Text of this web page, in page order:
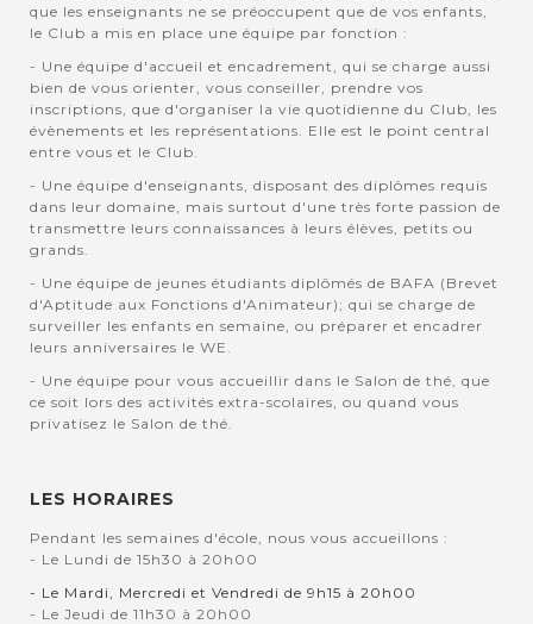
que les enseignants ne se préoccupent que de vos enfants,
le Club a mis en place une équipe par fonction :
- Une équipe d'accueil et encadrement, qui se charge aussi
bien de vous orienter, vous conseiller, prendre vos
inscriptions, que d'organiser la vie quotidienne du Club, les
évènements et les représentations. Elle est le point central
entre vous et le Club.
- Une équipe d'enseignants, disposant des diplômes requis
dans leur domaine, mais surtout d'une très forte passion de
transmettre leurs connaissances à leurs élèves, petits ou
grands.
- Une équipe de jeunes étudiants diplômés de BAFA (Brevet
d'Aptitude aux Fonctions d'Animateur); qui se charge de
surveiller les enfants en semaine, ou préparer et encadrer
leurs anniversaires le WE.
- Une équipe pour vous accueillir dans le Salon de thé, que
ce soit lors des activités extra-scolaires, ou quand vous
privatisez le Salon de thé.
LES HORAIRES
Pendant les semaines d'école, nous vous accueillons :
- Le Lundi de 15h30 à 20h00
- Le Mardi, Mercredi et Vendredi de 9h15 à 20h00
- Le Jeudi de 11h30 à 20h00